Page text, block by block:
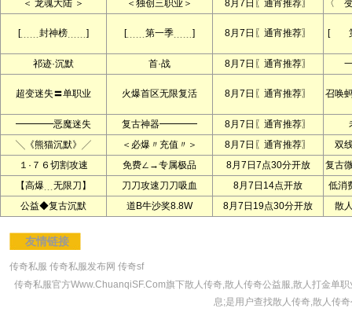
＜ 龙魂大陆 ＞
＜独创三职业＞ 8月7日〖通宵推荐〗 〈
[﹍﹍封神榜﹍﹍] [﹍﹍第一季﹍﹍] 8月7日〖通宵推荐〗 [
祁迹·沉默 首·战 8月7日〖通宵推荐〗
超变迷失〓单职业 火爆首区无限复活 8月7日〖通宵推荐〗 召唤
━━━━恶魔迷失 复古神器━━━━ 8月7日〖通宵推荐〗
╲《熊猫沉默》╱
＜必爆〃充值〃＞ 8月7日〖通宵推荐〗
双
１·７６切割攻速
免费∠→专属极品 8月7日7点30分开放
复古
【高爆﹍无限刀】
刀刀攻速刀刀吸血 8月7日14点开放
低消
公益◆复古沉默
道B牛沙奖8.8W 8月7日19点30分开放 散
友情链接
传奇私服 传奇私服发布网 传奇sf
传奇私服官方Www.ChuanqiSF.Com旗下散人传奇,散人传奇公益服,散人打金单
息;是用户查找散人传奇,散人传